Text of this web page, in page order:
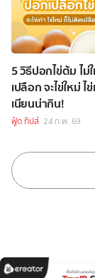
5 วิธีปอกไข่ต้ม ไม่
เปลือก จะไข่ใหม่ ไ
เนียนน่ากิน!
ฟู้ด ทิปส์ 24 ก.พ. 69